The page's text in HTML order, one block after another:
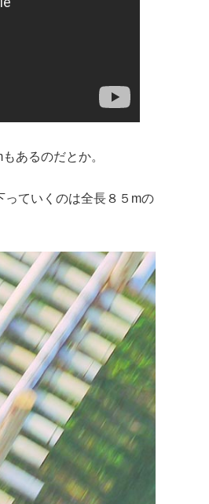
あるのだとか。
ていくのは全長８５mの